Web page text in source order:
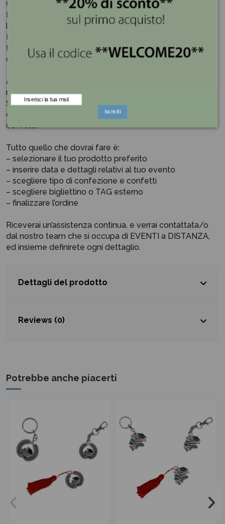
Ciondolo Laurea libri, tocco, Book Fisica realizzato in
Metallo di Ottima Qualità, non perde la cromatura e la
lucentezza con il passare del tempo.
tante combinazioni: nappina, moschettone, portachiavi e
ciondolo.
Acquista comodamente online e lasciati ispirare dalla
nostra selezione di bomboniere uniche e di alta qualità.
Sul nostro sito potrai definire in pochi e semplici step
ogni dettaglio, dal colore della confezione ai gusti dei
confetti.
Tutto quello che dovrai fare è:
– selezionare il tuo prodotto preferito
– inserire data e dettagli relativi al tuo evento
– scegliere tipo di confezione e confetti
– scegliere bigliettino o TAG esterno
– finalizzare l’ordine
Riceverai un’assistenza continua, e verrai contattata/o
dal nostro team che si occupa di EVENTI a DISTANZA,
ed insieme definirete ogni dettaglio.
Dettagli del prodotto
Reviews (0)
Potrebbe anche piacerti
Iscriviti